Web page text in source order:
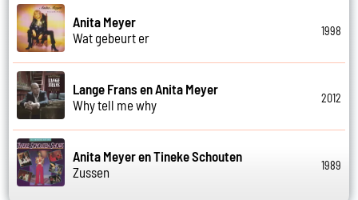
Anita Meyer
Wat gebeurt er
1998
Lange Frans en Anita Meyer
Why tell me why
2012
Anita Meyer en Tineke Schouten
Zussen
1989